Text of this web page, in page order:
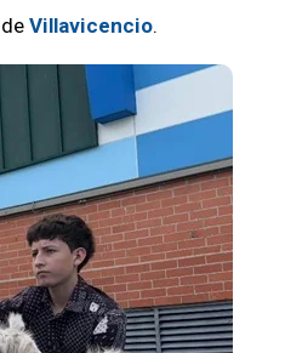
deVillavicencio.